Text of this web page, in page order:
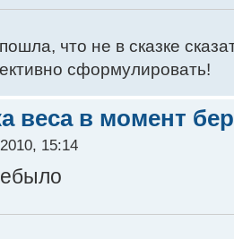
что не в сказке
сформулировать!
веса в момент
15:14